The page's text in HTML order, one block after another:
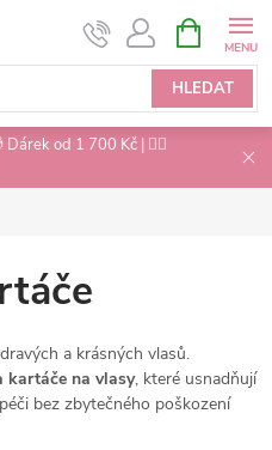
HLEDAT
NÁKUPNÍ
KOŠÍK
od 1 700 Kč | 💇‍♀️
a krásných vlasů.
kartáče na vlasy, které usnadňují
bez zbytečného poškození